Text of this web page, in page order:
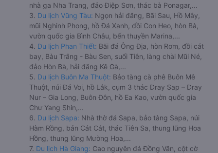
nhà ga Nha Trang, đảo Điệp Sơn, thác bà Ponagar,...
3. Du lịch Vũng Tàu: Ngọn hải đăng, Bãi Sau, Hồ Mây,
mũi Nghinh Phong, hồ Đá Xanh, đồi Con Heo, hòn Bà,
vườn quốc gia Bình Châu, bến thuyền Marina,...
4. Du lịch Phan Thiết: Bãi đá Ông Địa, hòn Rơm, đồi cát
bay, Bàu Trắng - Bàu Sen, suối Tiên, làng chài Mũi Né,
đảo Hòn Bà, hải đăng Kê Gà,...
5. Du lịch Buôn Ma Thuột: Bảo tàng cà phê Buôn Mê
Thuột, núi Đá Voi, hồ Lắk, cụm 3 thác Dray Sap – Dray
Nur – Gia Long, Buôn Đôn, hồ Ea Kao, vườn quốc gia
Chư Yang Shin,...
6. Du lịch Sapa: Nhà thờ đá Sapa, bảo tàng Sapa, núi
Hàm Rồng, bản Cát Cát, thác Tiên Sa, thung lũng Hoa
Hồng, thung lũng Mường Hoa,...
7. Du lịch Hà Giang: Cao nguyên đá Đồng Văn, cột cờ